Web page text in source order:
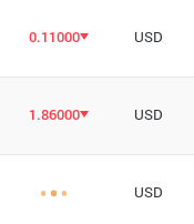
0.11000 USD
1.86000 USD
USD